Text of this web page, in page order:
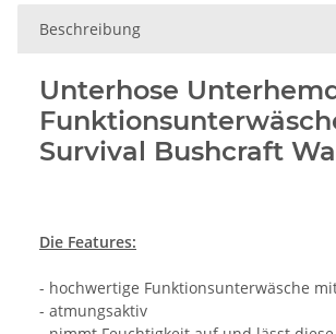
Beschreibung
Unterhose
Survival Bushcraft
Die Features:
- hochwertige Funktionsunterwäsche
- atmungsaktiv